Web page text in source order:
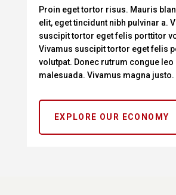
Proin eget tortor risus. Mauris
elit, eget tincidunt nibh pulvinar a.
suscipit tortor eget felis porttitor
Vivamus suscipit tortor eget felis
volutpat. Donec rutrum congue leo
malesuada. Vivamus magna justo.
EXPLORE OUR ECONOMY